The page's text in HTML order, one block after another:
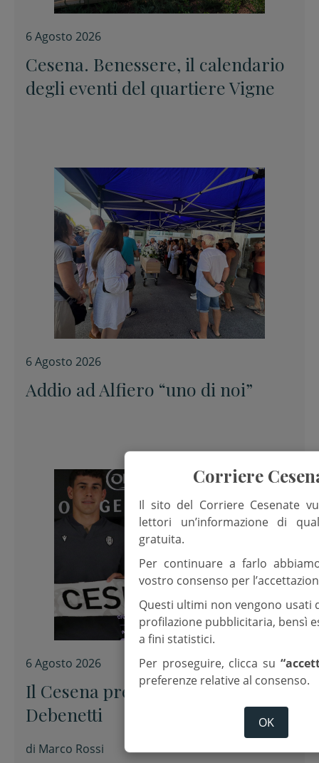
6 Agosto 2026
Cesena. Benessere, il calendario
degli eventi del quartiere Vigne
6 Agosto 2026
Addio ad Alfiero “uno di noi”
6 Agosto 2026
Il Cesena presenta Alessandro
Debenetti
di Marco Rossi
Corriere
Il sito del Corriere Cesenate
lettori un’informazione di
gratuita.
Per continuare a farlo
vostro consenso per
Questi ultimi non vengono usati
profilazione pubblicitaria, bensì
a fini statistici.
Per proseguire, clicca su
preferenze relative al consenso.
OK